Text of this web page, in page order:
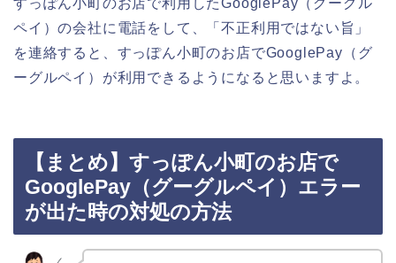
ペイ）の会社に電話をして、「不正利用ではない旨」
を連絡すると、すっぽん小町のお店でGooglePay（グ
ーグルペイ）が利用できるようになると思いますよ。
【まとめ】すっぽん小町のお店で
GooglePay（グーグルペイ）エラー
が出た時の対処の方法